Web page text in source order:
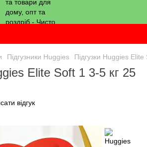
Підгузники Huggies Підгузки Huggies
Elite Soft 1 3-5 кг 25
відгук